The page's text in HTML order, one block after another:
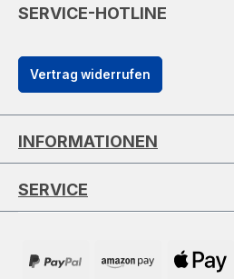
SERVICE-HOTLINE
Vertrag widerrufen
INFORMATIONEN
SERVICE